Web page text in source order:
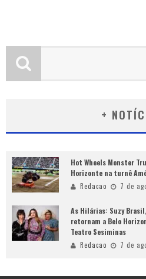
+
Hot Wheels Monster
Horizonte na turnê
Redacao 7 de
As Hilárias: Suzy
retornam a Belo
Teatro Sesiminas
Redacao 7 de